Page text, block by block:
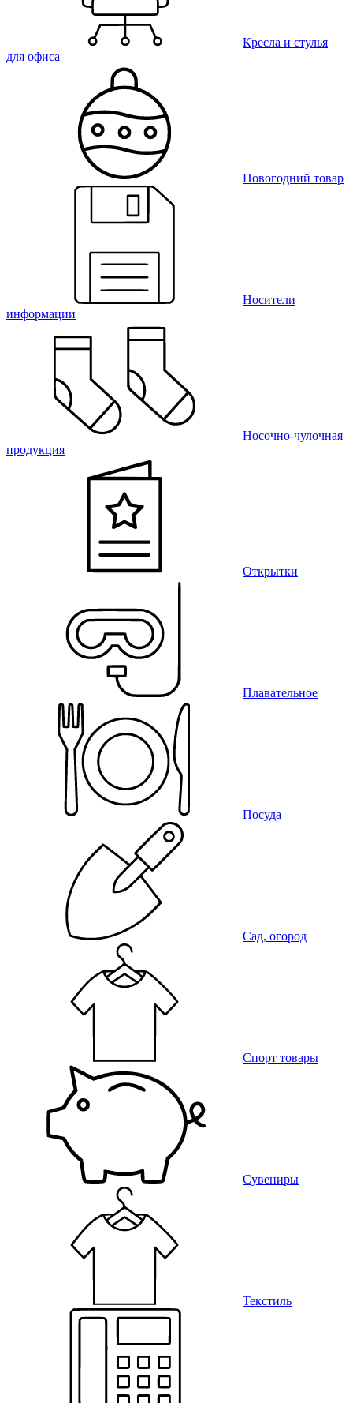
Кресла и стулья
для офиса
Новогодний товар
Носители
информации
Носочно-чулочная
продукция
Открытки
Плавательное
Посуда
Сад, огород
Спорт товары
Сувениры
Текстиль